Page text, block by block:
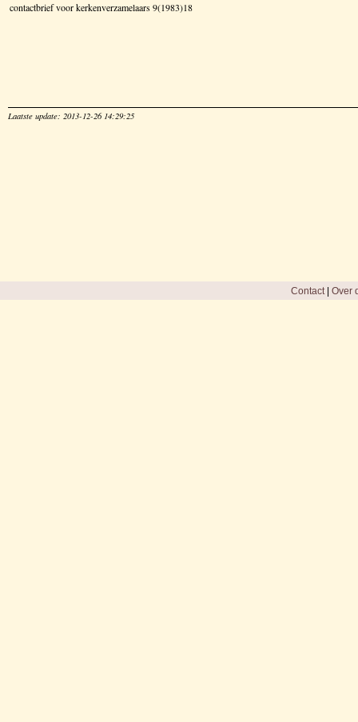
contactbrief voor kerkenverzamelaars 9(1983)18
Laatste update: 2013-12-26 14:29:25
Contact| Over